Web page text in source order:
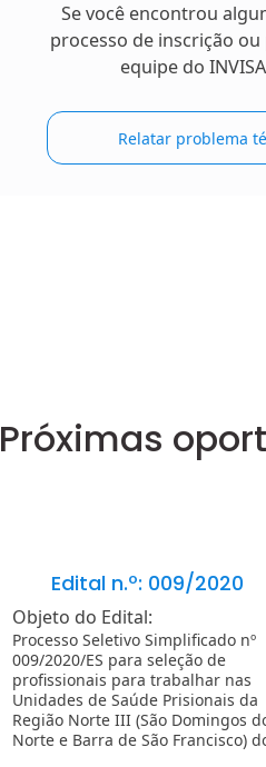
Se você encontrou
processo de inscrição
equipe do
Relatar problema
Próximas
Edital n.º: 009/2020
Objeto do Edital:
Processo Seletivo Simplificado nº
009/2020/ES para seleção de
profissionais para trabalhar nas
Unidades de Saúde Prisionais da
Região Norte III (São Domingos
Norte e Barra de São Francisco)